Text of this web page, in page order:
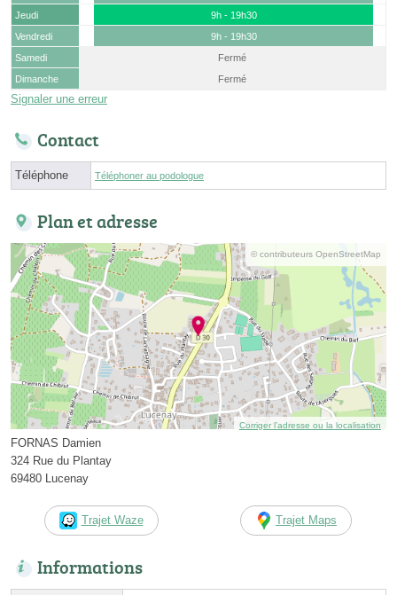
Jeudi
9h - 19h30
Vendredi
9h - 19h30
Samedi
Fermé
Dimanche
Fermé
Signaler une erreur
Contact
Téléphone Téléphoner au podologue
Plan et adresse
© contributeurs OpenStreetMap
Corriger l’adresse ou la localisation
FORNAS Damien
324 Rue du Plantay
69480 Lucenay
Trajet Waze Trajet Maps
Informations